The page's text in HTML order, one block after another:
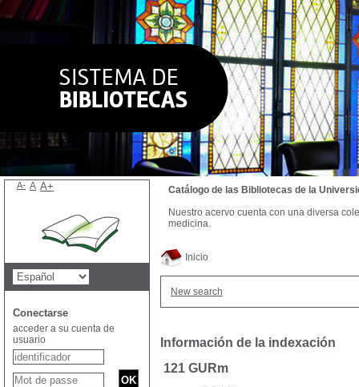
Inicio
New search
Información de la indexación
121 GURm
Catálogo de las Bibliotecas de la
Nuestro acervo cuenta con una diversa
medicina.
A- A A+
Conectarse
acceder a su cuenta de
usuario